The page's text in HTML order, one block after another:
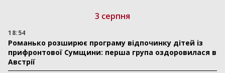
3 серпня
18:54
Романько розширює програму відпочинку дітей із
прифронтової Сумщини: перша група оздоровилася в
Австрії